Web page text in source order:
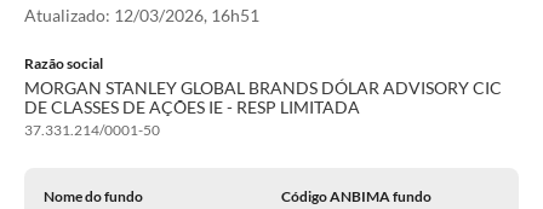
Atualizado: 12/03/2026, 16h51
Razão social
MORGAN STANLEY GLOBAL BRANDS DÓLAR ADVISORY CIC
DE CLASSES DE AÇÕES IE - RESP LIMITADA
37.331.214/0001-50
Nome do fundo Código ANBIMA fundo